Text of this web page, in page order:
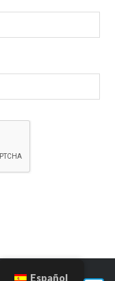
Español